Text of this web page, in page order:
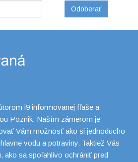
Odoberať
i9 informovanej fľaše a
Poznik. Naším zámerom je
Vám možnosť ako si jednoducho
vodu a potraviny. Taktiež Vás
ako sa spoľahlivo ochrániť pred